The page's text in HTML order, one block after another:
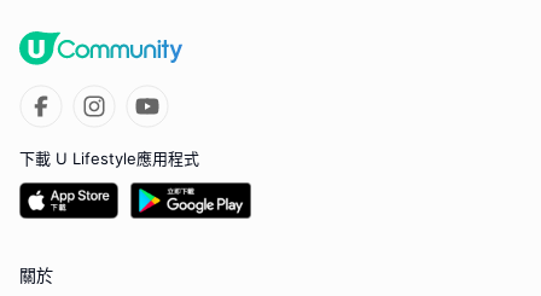
下載 U Lifestyle應用程式
關於